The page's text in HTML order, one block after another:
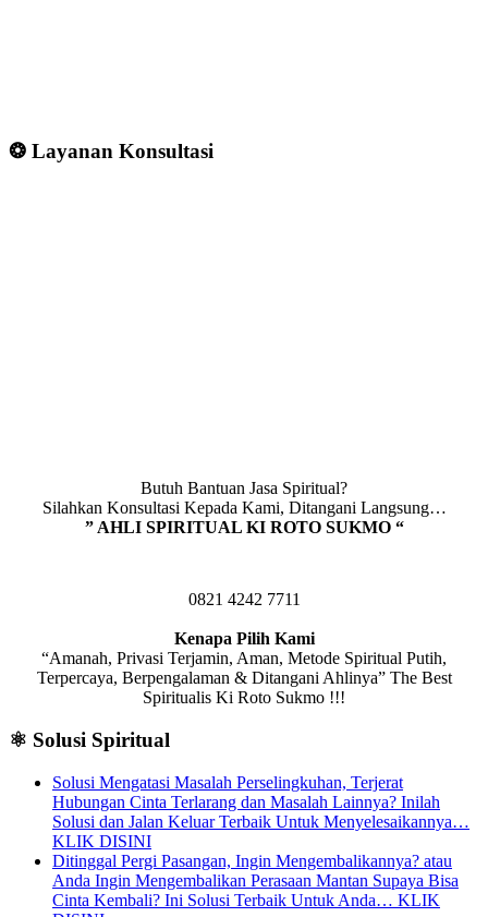
❂ Layanan Konsultasi
Butuh Bantuan Jasa Spiritual?
Silahkan Konsultasi Kepada Kami, Ditangani Langsung…
” AHLI SPIRITUAL KI ROTO SUKMO “
0821 4242 7711
Kenapa Pilih Kami
“Amanah, Privasi Terjamin, Aman, Metode Spiritual Putih,
Terpercaya, Berpengalaman & Ditangani Ahlinya” The Best
Spiritualis Ki Roto Sukmo !!!
⚛️ Solusi Spiritual
Solusi Mengatasi Masalah Perselingkuhan, Terjerat
Hubungan Cinta Terlarang dan Masalah Lainnya? Inilah
Solusi dan Jalan Keluar Terbaik Untuk Menyelesaikannya…
KLIK DISINI
Ditinggal Pergi Pasangan, Ingin Mengembalikannya? atau
Anda Ingin Mengembalikan Perasaan Mantan Supaya Bisa
Cinta Kembali? Ini Solusi Terbaik Untuk Anda… KLIK